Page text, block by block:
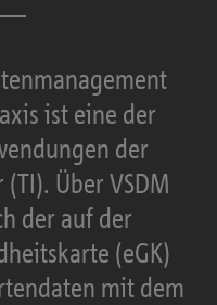
ist eine der
der
Über VSDM
der auf der
(eGK)
mit dem